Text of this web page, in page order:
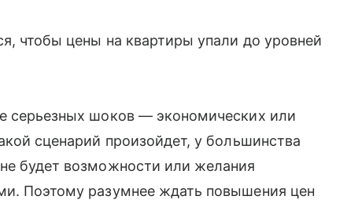
чтобы цены на квартиры упали до уровней
серьезных шоков — экономических или
сценарий произойдет, у большинства
будет возможности или желания
Поэтому разумнее ждать повышения цен